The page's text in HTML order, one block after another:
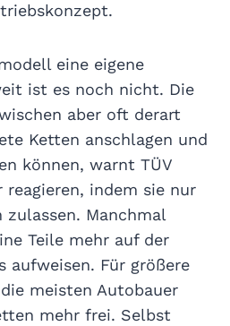
eine eigene
ist es noch nicht. Die
aber oft derart
Ketten anschlagen und
können, warnt TÜV
indem sie nur
Manchmal
Teile mehr auf der
aufweisen. Für größere
meisten Autobauer
mehr frei. Selbst